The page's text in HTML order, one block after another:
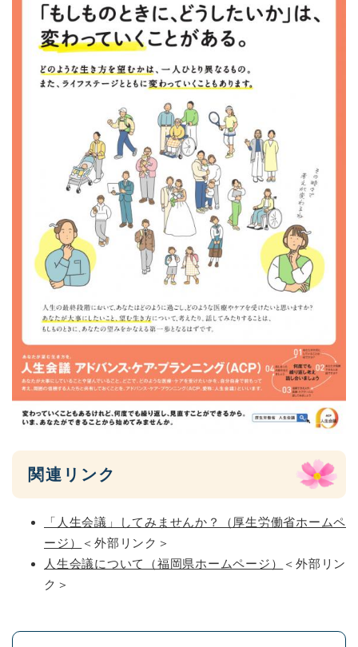
関連リンク
「人生会議」してみませんか？（厚生労働省ホームペ
ージ）
＜外部リンク＞
人生会議について（福岡県ホームページ）
＜外部リン
ク＞